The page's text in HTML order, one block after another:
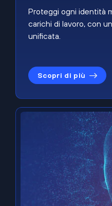
Proteggi ogni identità
carichi di lavoro, con
unificata.
Scopri di più